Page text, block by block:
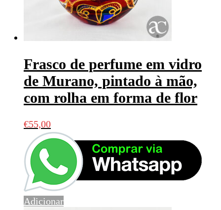
Frasco de perfume em vidro
de Murano, pintado à mão,
com rolha em forma de flor
€55,00
Adicionar